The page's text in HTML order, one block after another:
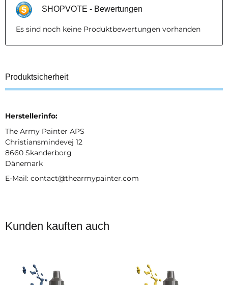
SHOPVOTE - Bewertungen
Es sind noch keine Produktbewertungen vorhanden
Produktsicherheit
Herstellerinfo:
The Army Painter APS
Christiansmindevej 12
8660 Skanderborg
Dänemark
E-Mail: contact@thearmypainter.com
Kunden kauften auch